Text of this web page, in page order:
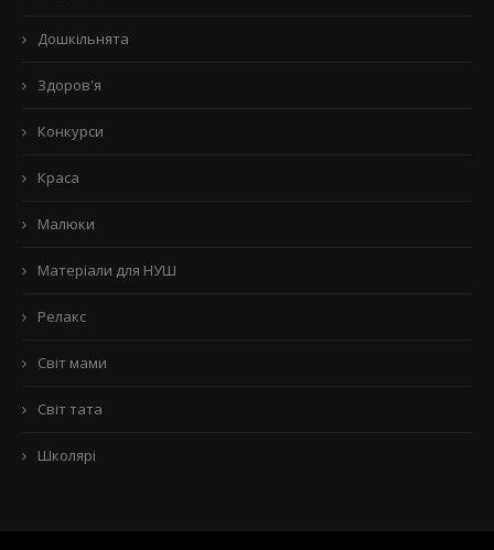
Дошкільнята
Здоров'я
Конкурси
Краса
Малюки
Матеріали для НУШ
Релакс
Світ мами
Світ тата
Школярі